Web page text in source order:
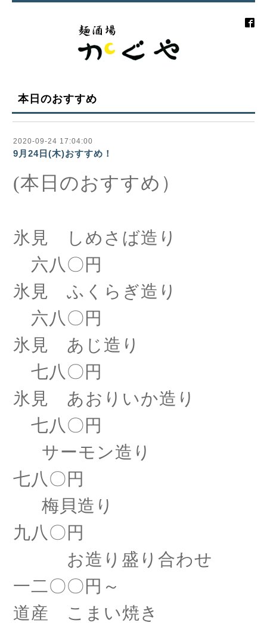
本日のおすすめ
2020-09-24 17:04:00
9月24日(木)おすすめ！
(本日のおすすめ）
氷見 しめさば造り
六八〇円
氷見 ふくらぎ造り
六八〇円
氷見 あじ造り
七八〇円
氷見 あおりいか造り
七八〇円
サーモン造り
七八〇円
梅貝造り
九八〇円
お造り盛り合わせ
一二〇〇円～
道産 こまい焼き